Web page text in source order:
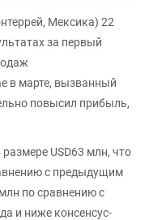
Мексика) 22
за первый
в марте, вызванный
повысил прибыль,
USD63 млн, что
с предыдущим
по сравнению с
и ниже консенсус-